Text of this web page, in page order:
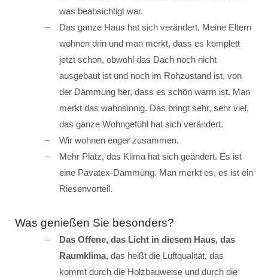
was beabsichtigt war.
Das ganze Haus hat sich verändert. Meine Eltern
wohnen drin und man merkt, dass es komplett
jetzt schon, obwohl das Dach noch nicht
ausgebaut ist und noch im Rohzustand ist, von
der Dämmung her, dass es schön warm ist. Man
merkt das wahnsinnig. Das bringt sehr, sehr viel,
das ganze Wohngefühl hat sich verändert.
Wir wohnen enger zusammen.
Mehr Platz, das Klima hat sich geändert. Es ist
eine Pavatex-Dämmung. Man merkt es, es ist ein
Riesenvorteil.
Was genießen Sie besonders?
Das Offene, das Licht in diesem Haus, das
Raumklima, das heißt die Luftqualität, das
kommt durch die Holzbauweise und durch die